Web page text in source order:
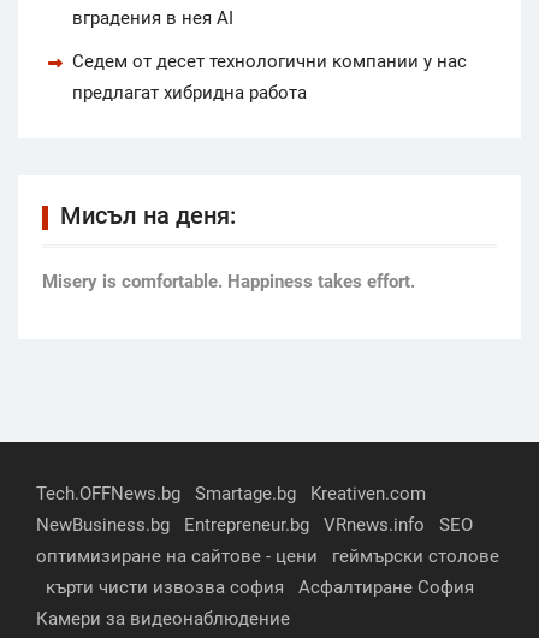
вградения в нея AI
Седем от десет технологични компании у нас
предлагат хибридна работа
Мисъл на деня:
Мisery is comfortable. Happiness takes effort.
Tech.OFFNews.bg Smartage.bg
Kreativen.com
NewBusiness.bg
Entrepreneur.bg VRnews.info
SEO
оптимизиране на сайтове - цени
геймърски столове
кърти чисти извозва софия
Асфалтиране София
Камери за видеонаблюдение